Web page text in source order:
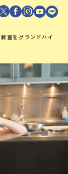
室をグランドハイ